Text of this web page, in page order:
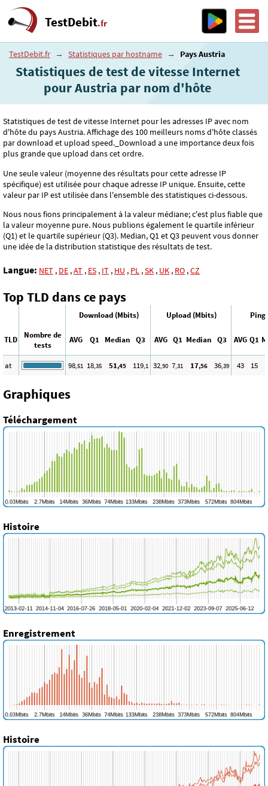
TestDebit.fr
TestDebit.fr → Statistiques par hostname → Pays Austria
Statistiques de test de vitesse Internet
pour Austria par nom d'hôte
Statistiques de test de vitesse Internet pour les adresses IP avec nom
d'hôte du pays Austria. Affichage des 100 meilleurs noms d'hôte classés
par download et upload speed._Download a une importance deux fois
plus grande que upload dans cet ordre.
Une seule valeur (moyenne des résultats pour cette adresse IP
spécifique) est utilisée pour chaque adresse IP unique. Ensuite, cette
valeur par IP est utilisée dans l'ensemble des statistiques ci-dessous.
Nous nous fions principalement à la valeur médiane; c'est plus fiable que
la valeur moyenne pure. Nous publions également le quartile inférieur
(Q1) et le quartile supérieur (Q3). Median, Q1 et Q3 peuvent vous donner
une idée de la distribution statistique des résultats de test.
Langue: NET , DE ,AT , ES , IT , HU , PL ,SK , UK , RO ,CZ
Top TLD dans ce pays
Download (Mbits) Upload (Mbits) Ping
TLD
Nombre de
tests
AVG Q1 Median Q3 AVG Q1 Median Q3 AVG Q1
at 98,51 18,35 51,45 119,1 32,90 7,31 17,56 36,39 43 15
Graphiques
Téléchargement
Histoire
Enregistrement
Histoire